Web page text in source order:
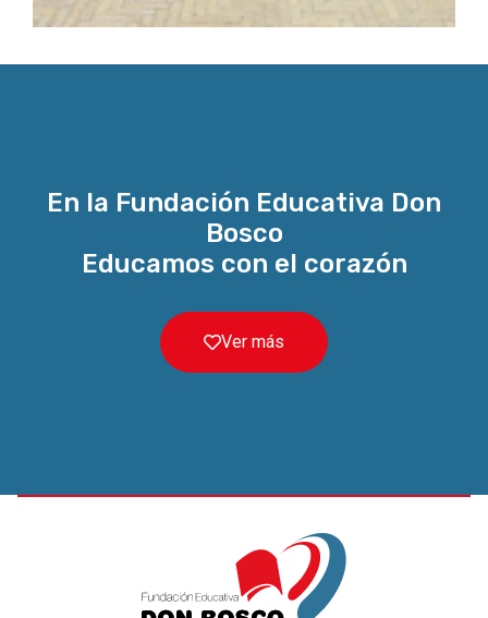
En la Fundación Educativa Don
Bosco
Educamos con el corazón
Ver más